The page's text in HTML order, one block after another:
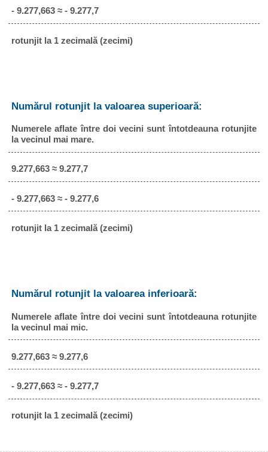
- 9.277,663 ≈ - 9.277,7
rotunjit la 1 zecimală (zecimi)
Numărul rotunjit la valoarea superioară:
Numerele aflate între doi vecini sunt întotdeauna rotunjite
la vecinul mai mare.
9.277,663 ≈ 9.277,7
- 9.277,663 ≈ - 9.277,6
rotunjit la 1 zecimală (zecimi)
Numărul rotunjit la valoarea inferioară:
Numerele aflate între doi vecini sunt întotdeauna rotunjite
la vecinul mai mic.
9.277,663 ≈ 9.277,6
- 9.277,663 ≈ - 9.277,7
rotunjit la 1 zecimală (zecimi)